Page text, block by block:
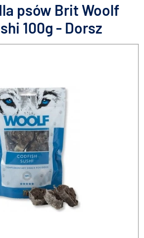
psów Brit Woolf
100g - Dorsz